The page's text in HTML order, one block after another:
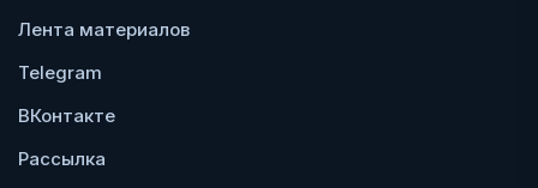
Лента материалов
Telegram
ВКонтакте
Рассылка